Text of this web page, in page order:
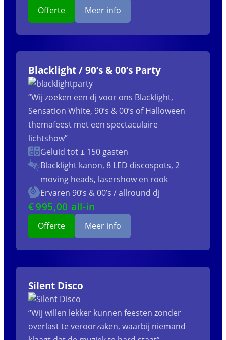
Offerte Meer info
Blacklight / 90’s & 00’s Party
“Wij zoeken een dj voor ons Blacklight,
Sensation White, 90’s & 00’s of Halloween
themafeest met een spectaculaire
lichtshow”
Geluid tot ± 150 gasten
Blacklight kanon, 8 LED discospots, 2
moving heads, lasershow en rook
Ervaren 90’s & 00’s / allround dj
€995,00 all-in
Offerte Meer info
Silent Disco
“Wij willen lekker kunnen feesten zonder
overlast te veroorzaken, waarbij niemand